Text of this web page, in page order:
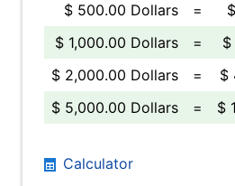
$ 500.00 Dollars
=
$ 1,000.00 Dollars
=
$
$ 2,000.00 Dollars
=
$
$ 5,000.00 Dollars
= $
Calculator